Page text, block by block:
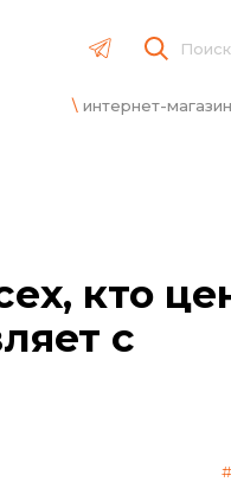
Поиск
интернет-магазин
кто
с